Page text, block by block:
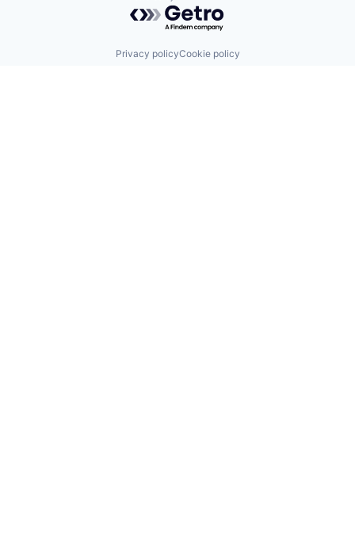
Privacy policyCookie policy